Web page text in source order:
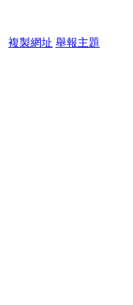
複製網址 舉報主題